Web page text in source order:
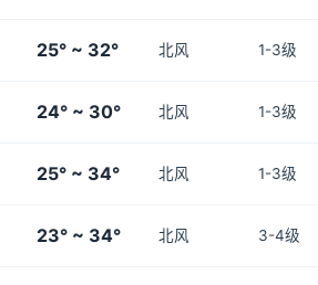
25° ~ 32° 北风 1-3级
24° ~ 30° 北风 1-3级
25° ~ 34° 北风 1-3级
23° ~ 34° 北风 3-4级